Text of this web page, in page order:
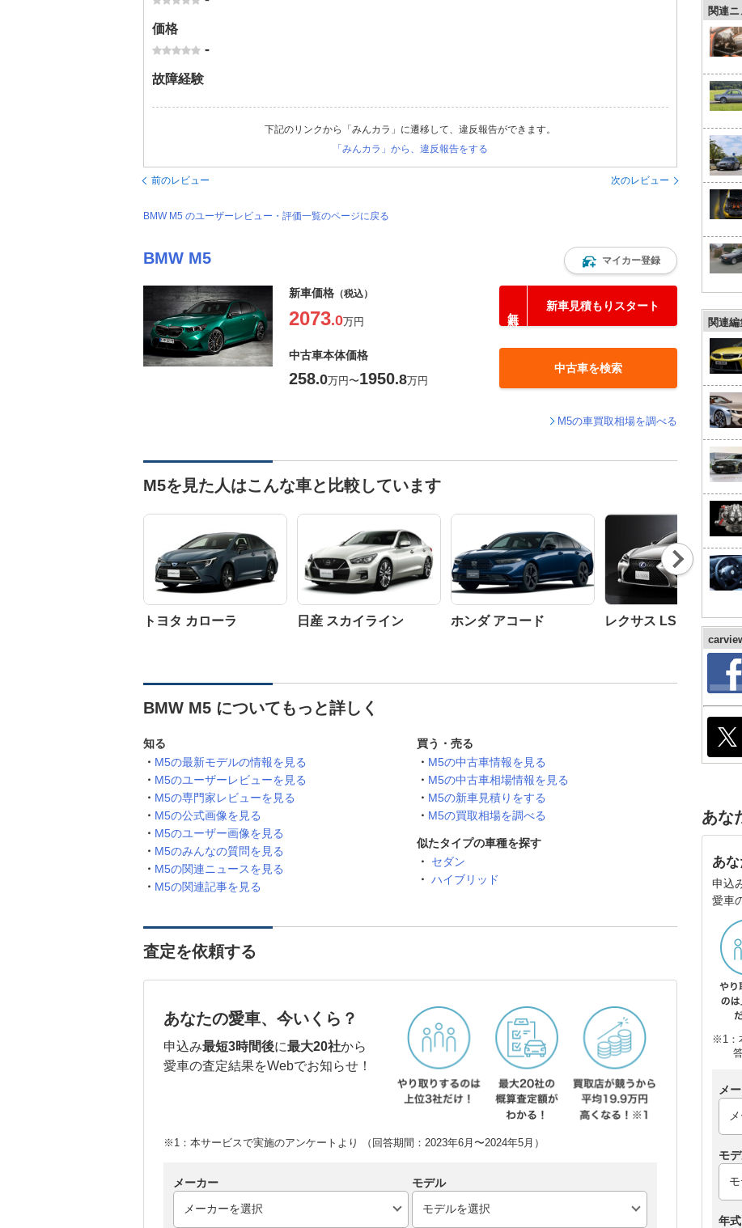
価格
-
故障経験
下記のリンクから「みんカラ」に遷移して、違反報告ができます。
「みんカラ」から、違反報告をする
前のレビュー 次のレビュー
BMW M5 のユーザーレビュー・評価一覧のページに戻る
BMW M5 マイカー登録
新車価格 （税込）
2073.0万円
新車見積もりスタート
中古車本体価格
258.0万円〜1950.8万円
中古車を検索
M5の車買取相場を調べる
M5を見た人はこんな車と比較しています
トヨタ カローラ 日産 スカイライン ホンダ アコード レクサス LS
Nex
t
BMW M5 についてもっと詳しく
知る
M5の最新モデルの情報を見る
M5のユーザーレビューを見る
M5の専門家レビューを見る
M5の公式画像を見る
M5のユーザー画像を見る
M5のみんなの質問を見る
M5の関連ニュースを見る
M5の関連記事を見る
買う・売る
M5の中古車情報を見る
M5の中古車相場情報を見る
M5の新車見積りをする
M5の買取相場を調べる
似たタイプの車種を探す
セダン
ハイブリッド
査定を依頼する
あなたの愛車、今いくら？
申込み最短3時間後に最大20社から
愛車の査定結果をWebでお知らせ！
※1：本サービスで実施のアンケートより （回答期間：2023年6月〜2024年5月）
メーカー モデル
関連
関連
あな
あ
申込
愛車
※1：
メ
モ
年式